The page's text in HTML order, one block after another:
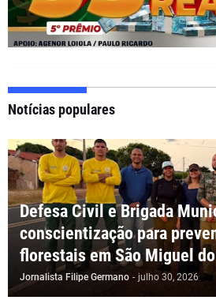
Notícias populares
Defesa Civil e Brigada
conscientização para
florestais em São Miguel
Jornalista Filipe Germano - julho 30, 2026